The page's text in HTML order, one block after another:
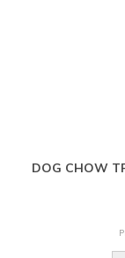
DOG CHOW